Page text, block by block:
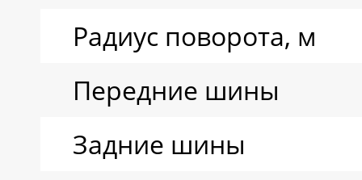
Радиус поворота, м
Передние шины
Задние шины